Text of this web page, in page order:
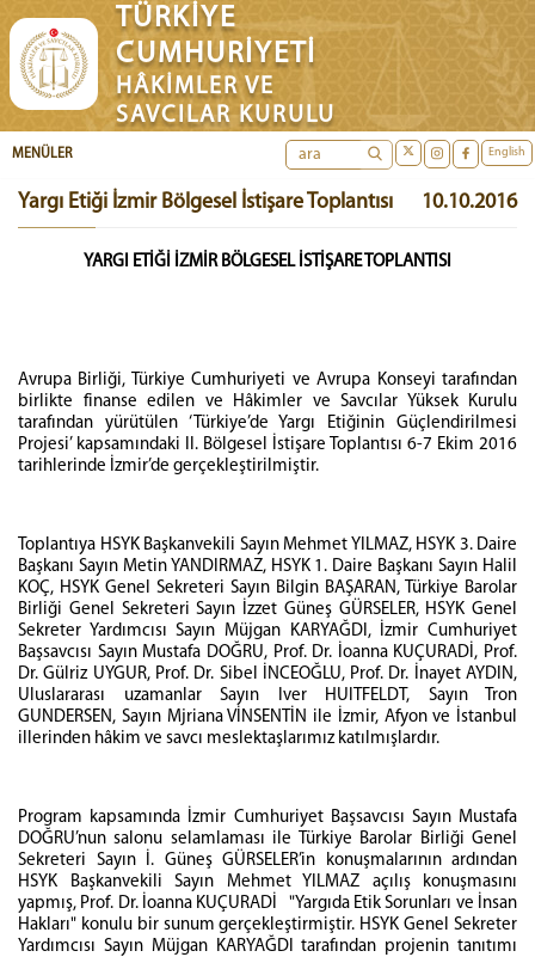
TÜRKİYE
CUMHURİYETİ
HÂKİMLER VE
SAVCILAR KURULU
English
MENÜLER
Yargı Etiği İzmir Bölgesel İstişare Toplantısı 10.10.2016
YARGI ETİĞİ İZMİR BÖLGESEL İSTİŞARE TOPLANTISI
Avrupa Birliği, Türkiye Cumhuriyeti ve Avrupa Konseyi tarafından
birlikte finanse edilen ve Hâkimler ve Savcılar Yüksek Kurulu
tarafından yürütülen ‘Türkiye’de Yargı Etiğinin Güçlendirilmesi
Projesi’ kapsamındaki II. Bölgesel İstişare Toplantısı 6-7 Ekim 2016
tarihlerinde İzmir’de gerçekleştirilmiştir.
Toplantıya HSYK Başkanvekili Sayın Mehmet YILMAZ, HSYK 3. Daire
Başkanı Sayın Metin YANDIRMAZ, HSYK 1. Daire Başkanı Sayın Halil
KOÇ, HSYK Genel Sekreteri Sayın Bilgin BAŞARAN, Türkiye Barolar
Birliği Genel Sekreteri Sayın İzzet Güneş GÜRSELER, HSYK Genel
Sekreter Yardımcısı Sayın Müjgan KARYAĞDI, İzmir Cumhuriyet
Başsavcısı Sayın Mustafa DOĞRU, Prof. Dr. İoanna KUÇURADİ, Prof.
Dr. Gülriz UYGUR, Prof. Dr. Sibel İNCEOĞLU, Prof. Dr. İnayet AYDIN,
Uluslararası uzamanlar Sayın Iver HUITFELDT, Sayın Tron
GUNDERSEN, Sayın Mjriana VİNSENTİN ile İzmir, Afyon ve İstanbul
illerinden hâkim ve savcı meslektaşlarımız katılmışlardır.
Program kapsamında İzmir Cumhuriyet Başsavcısı Sayın Mustafa
DOĞRU’nun salonu selamlaması ile Türkiye Barolar Birliği Genel
Sekreteri Sayın İ. Güneş GÜRSELER’in konuşmalarının ardından
HSYK Başkanvekili Sayın Mehmet YILMAZ açılış konuşmasını
yapmış, Prof. Dr. İoanna KUÇURADİ "Yargıda Etik Sorunları ve İnsan
Hakları" konulu bir sunum gerçekleştirmiştir. HSYK Genel Sekreter
Yardımcısı Sayın Müjgan KARYAĞDI tarafından projenin tanıtımı